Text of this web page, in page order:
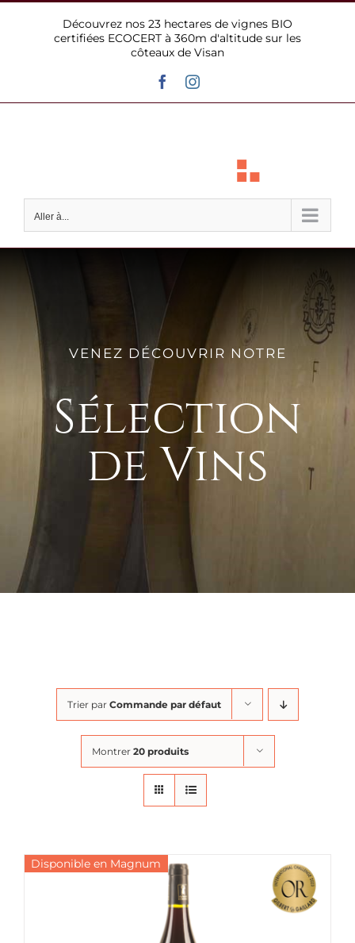
Découvrez nos 23 hectares de vignes BIO
certifiées ECOCERT à 360m d'altitude sur les
côteaux de Visan
FacebookInstagram
Aller à...
VENEZ DÉCOUVRIR NOTRE
Sélection
de Vins
Trier par Commande par défaut
Montrer 20 produits
Disponible en Magnum